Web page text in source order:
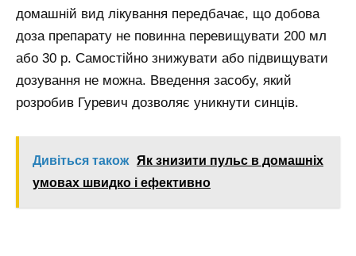
домашній вид лікування передбачає, що добова
доза препарату не повинна перевищувати 200 мл
або 30 р. Самостійно знижувати або підвищувати
дозування не можна. Введення засобу, який
розробив Гуревич дозволяє уникнути синців.
Дивіться також Як знизити пульс в домашніх
умовах швидко і ефективно